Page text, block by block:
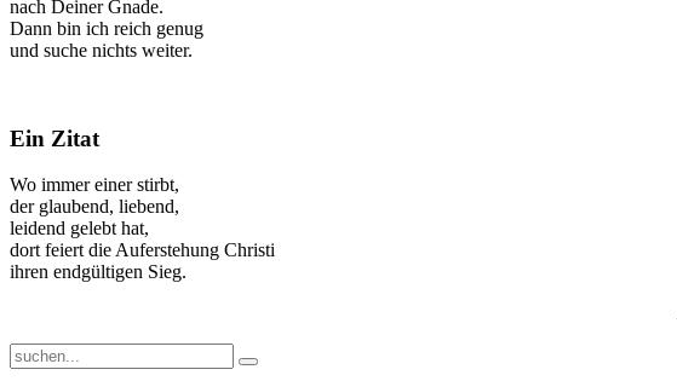
nach Deiner Gnade.
Dann bin ich reich genug
und suche nichts weiter.
Ein Zitat
Wo immer einer stirbt,
der glaubend, liebend,
leidend gelebt hat,
dort feiert die Auferstehung Christi
ihren endgültigen Sieg.